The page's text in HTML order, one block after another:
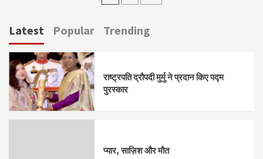
Latest Popular Trending
राष्ट्रपति द्रौपदी मुर्मु ने प्रदान किए पद्म
पुरस्कार
प्यार, साज़िश और मौत